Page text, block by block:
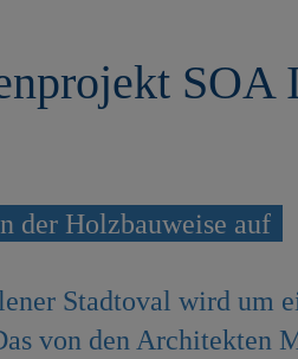
SOA
der Holzbauweise auf
Stadtoval wird um
von den Architekten